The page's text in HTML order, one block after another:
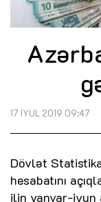
17 İYUL 2019 09:47
Dövlət
hesabatını
ilin yanvar-iyun